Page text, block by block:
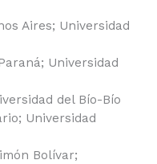
Aires; Universidad
Universidad
del Bío-Bío
Universidad
Bolívar;